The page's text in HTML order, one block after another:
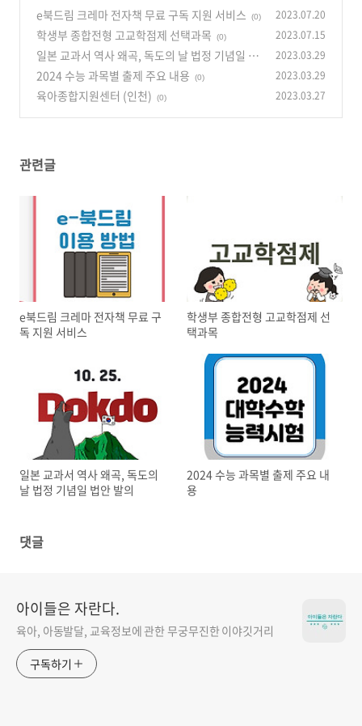
e북드림 크레마 전자책 무료 구독 지원 서비스
(0) 2023.07.20
학생부 종합전형 고교학점제 선택과목 (0) 2023.07.15
일본 교과서 역사 왜곡, 독도의 날 법정 기념일 법
안 발의
(0)
2023.03.29
2024 수능 과목별 출제 주요 내용 (0) 2023.03.29
육아종합지원센터 (인천) (0) 2023.03.27
관련글
e북드림 크레마 전자책 무료 구
독 지원 서비스
학생부 종합전형 고교학점제 선
택과목
일본 교과서 역사 왜곡, 독도의
날 법정 기념일 법안 발의
2024 수능 과목별 출제 주요 내
용
댓글
아이들은 자란다.
육아, 아동발달, 교육정보에 관한 무궁무진한 이야깃거리
구독하기